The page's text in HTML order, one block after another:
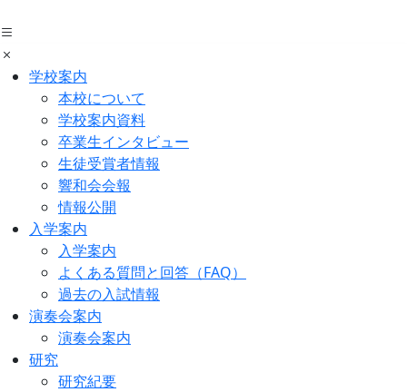
to
the
content学校案内
本校について
学校案内資料
卒業生インタビュー
生徒受賞者情報
響和会会報
情報公開
入学案内
入学案内
よくある質問と回答（FAQ）
過去の入試情報
演奏会案内
演奏会案内
研究
研究紀要